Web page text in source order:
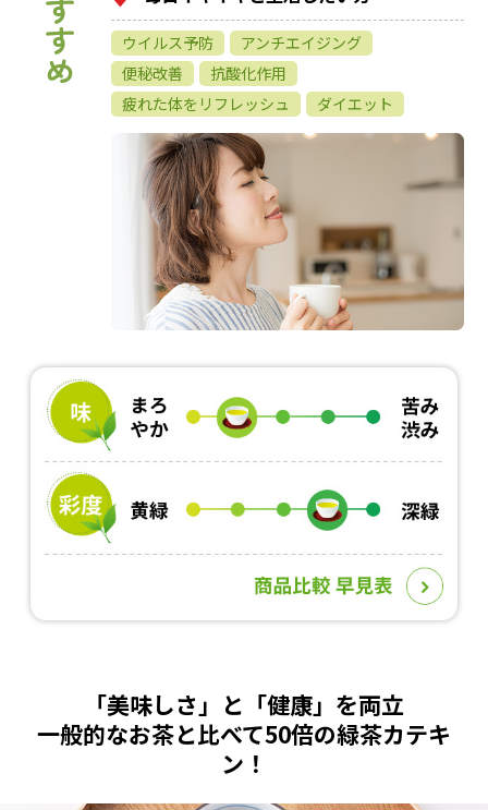
ウイルス予防
アンチエイジング
便秘改善
抗酸化作用
疲れた体をリフレッシュ
ダイエット
「美味しさ」と「健康」を両立
一般的なお茶と比べて50倍の緑茶カテキ
ン！